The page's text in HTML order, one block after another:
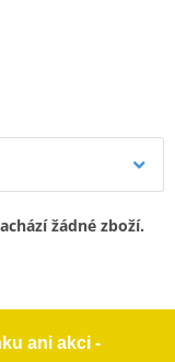
žádné zboží.
ani akci -